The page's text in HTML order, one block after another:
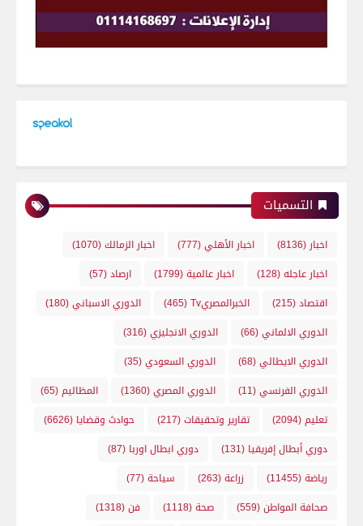
التسميات
اخبار (8136) اخبار الأهلي(777) اخبار الزمالك(1070)
اخبار عاجله(128) اخبار عالمية(1799) ارصاد(57)
اقتصاد(215) الخبرالمصريTv (465) الدوري الاسباني(180)
الدوري الالماني(66) الدوري الانجليزي(316)
الدوري الايطالي(68) الدوري السعودي(35)
الدوري الفرنسي(11) الدوري المصري(1360) المظاليم(65)
تعليم(2094) تقارير وتحقيقات(217) حوادث وقضايا (6626)
دوري أبطال إفريقيا (131) دوري ابطال اوربا (87)
رياضة(11455) زراعة(263) سياحة(77)
صحافة المواطن(559) صحة(1118) فن(1318)